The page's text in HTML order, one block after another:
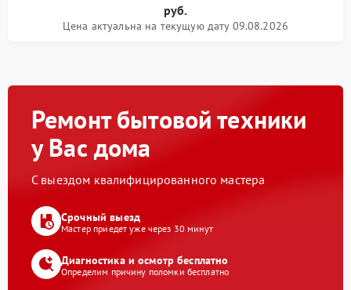
руб.
Цена актуальна на текущую дату 09.08.2026
Ремонт бытовой техники
у Вас дома
С выездом квалифицированного мастера
Срочный выезд
Мастер приедет уже через 30 минут
Диагностика и осмотр бесплатно
Определим причину поломки бесплатно